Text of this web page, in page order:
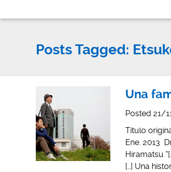
Posts Tagged:
Una
Posted 21/
Título
Ene. 2013
Hiramatsu
[…] Una